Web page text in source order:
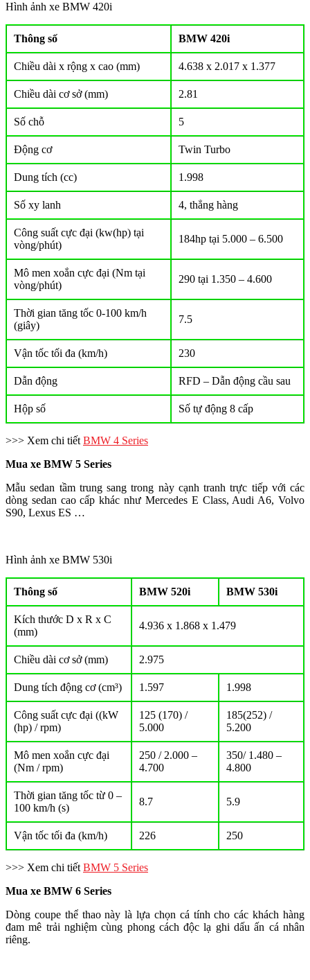
Hình ảnh xe BMW 420i
Thông số BMW 420i
Chiều dài x rộng x cao (mm) 4.638 x 2.017 x 1.377
Chiều dài cơ sở (mm) 2.81
Số chỗ 5
Động cơ Twin Turbo
Dung tích (cc) 1.998
Số xy lanh 4, thẳng hàng
Công suất cực đại (kw(hp) tại
vòng/phút)
184hp tại 5.000 – 6.500
Mô men xoắn cực đại (Nm tại
vòng/phút)
290 tại 1.350 – 4.600
Thời gian tăng tốc 0-100 km/h
(giây)
7.5
Vận tốc tối đa (km/h) 230
Dẫn động RFD – Dẫn động cầu sau
Hộp số Số tự động 8 cấp
>>> Xem chi tiết BMW 4 Series
Mua xe BMW 5 Series
Mẫu sedan tầm trung sang trong này cạnh tranh trực tiếp với các
dòng sedan cao cấp khác như Mercedes E Class, Audi A6, Volvo
S90, Lexus ES …
Hình ảnh xe BMW 530i
Thông số BMW 520i BMW 530i
Kích thước D x R x C
(mm)
4.936 x 1.868 x 1.479
Chiều dài cơ sở (mm) 2.975
Dung tích động cơ (cm³) 1.597 1.998
Công suất cực đại ((kW
(hp) / rpm)
125 (170) /
5.000
185(252) /
5.200
Mô men xoắn cực đại
(Nm / rpm)
250 / 2.000 –
4.700
350/ 1.480 –
4.800
Thời gian tăng tốc từ 0 –
100 km/h (s)
8.7 5.9
Vận tốc tối đa (km/h) 226 250
>>> Xem chi tiết BMW 5 Series
Mua xe BMW 6 Series
Dòng coupe thể thao này là lựa chọn cá tính cho các khách hàng
đam mê trải nghiệm cùng phong cách độc lạ ghi dấu ấn cá nhân
riêng.